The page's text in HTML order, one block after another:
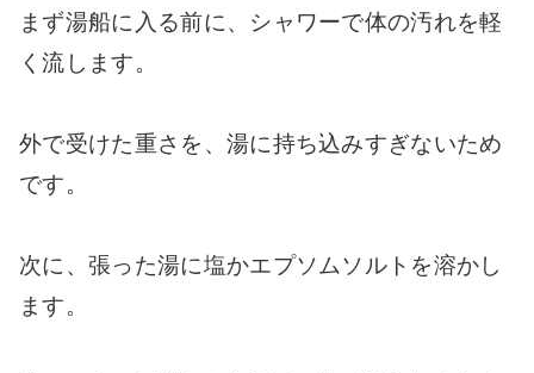
まず湯船に入る前に、シャワーで体の汚れを軽
く流します。
外で受けた重さを、湯に持ち込みすぎないため
です。
次に、張った湯に塩かエプソムソルトを溶かし
ます。